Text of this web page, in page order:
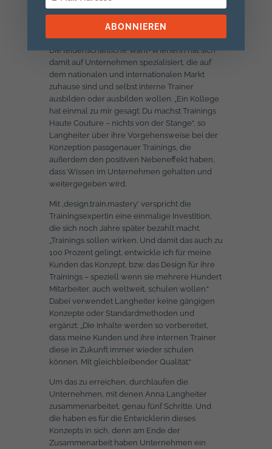
weiterentwickeln können.
Die leidenschaftliche Wahl-Wienerin hat sich
damit auf Unternehmen spezialisiert, die auf
dem nationalen und internationalen Markt
zuhause sind und selbst interne Trainer
ausbilden oder ausbilden wollen. „Ein Kollege
hat einmal zu mir gesagt: Du machst Trainings
Haute Couture – nichts von der Stange“, so
Langheiter über ihre Vorgehensweise bei der
Konzeption passgenauer Trainings, die
außerdem den positiven Nebeneffekt haben,
dass Wissen im Unternehmen gehalten und
weitergegeben wird.
Mit ‚design.train.mastery‘ verspricht die
Trainingsexpertin eine einmalige Investition,
die sich noch Jahre später bezahlt macht.
„Trainings sollen wirken. Und damit das auch zu
100 Prozent gelingt, entwickle ich für meine
Kunden das Konzept, bzw. das Design für ihre
Trainings – speziell wenn sie mehrere Hundert
Mitarbeiter, auch weltweit, schulen wollen.“
Dabei verwendet Langheiter keine gängigen
Konzepte oder Standardmethoden und
ergänzt: „Die Inhalte werden so vorbereitet,
dass meine Kunden und ihre internen Trainer
diese in Zukunft immer wieder schulen
können. Mit gleichbleibender Qualität.“
Um das zu erreichen, durchlaufen die
Unternehmen, mit denen Anna Langheiter
zusammenarbeitet, genau fünf Schritte. Und
die haben es für die Entwicklerin dieses
Konzepts in sich, denn am Ende der
Zusammenarbeit haben Unternehmen ein
ABONNIEREN